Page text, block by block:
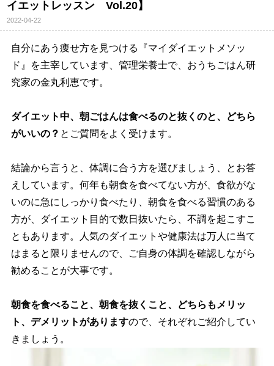
イエットレッスン Vol.20】
2022-04-22
自分にあう痩せ方を見つける『マイダイエットメソッ
ド』を主宰しています、管理栄養士で、おうちごはん研
究家の金丸利恵です。
ダイエット中、朝ごはんは食べるのと抜くのと、どちら
がいいの？ とご質問をよく受けます。
結論から言うと、体調に合う方を選びましょう、とお答
えしています。何年も朝食を食べてない方が、食欲がな
いのに急にしっかり食べたり、朝食を食べる習慣のある
方が、ダイエット目的で数日抜いたら、不調を起こすこ
ともあります。人気のダイエットや健康法は万人に当て
はまると限りませんので、ご自身の体調を確認しながら
勧めることが大事です。
朝食を食べること、朝食を抜くこと、どちらもメリッ
ト、デメリットがありますので、それぞれご紹介してい
きましょう。